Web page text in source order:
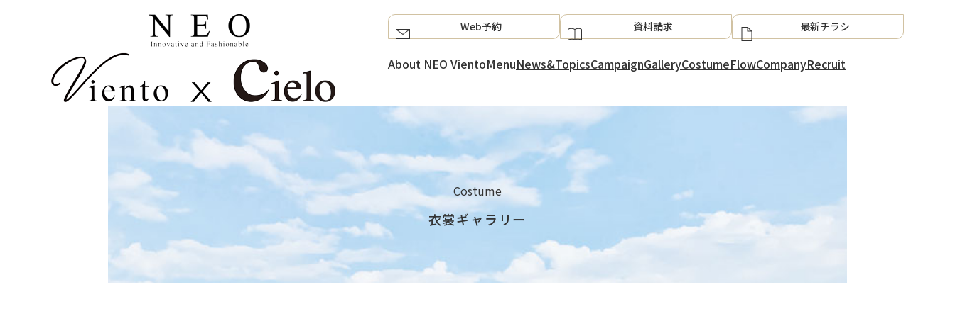
Web予約 資料請求 最新チラシ
About NEO VientoMenuNews&TopicsCampaignGalleryCostumeFlowCompanyRecruit
Costume
衣裳ギャラリー